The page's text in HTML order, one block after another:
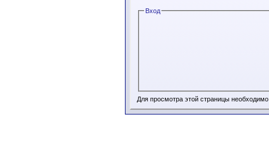
Вход
Для просмотра этой страницы необходимо